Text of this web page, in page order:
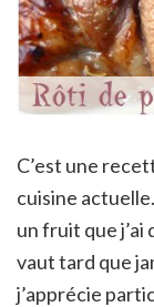
C’est une
cuisine
un fruit que j’ai
vaut tard que
j’apprécie